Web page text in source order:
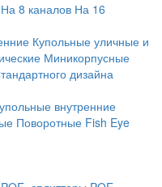
На 8 каналов На 16
Купольные уличные и
Миникорпусные
дизайна
внутренние
Поворотные Fish Eye